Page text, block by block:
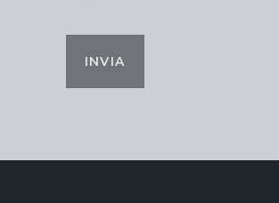
INVIA